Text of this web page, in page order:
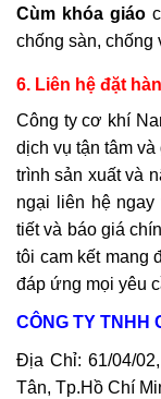
Cùm khóa giáo
chống sàn, chống
6. Liên hệ đặt
Công ty cơ khí
dịch vụ tận tâm
trình sản xuất và
ngại liên hệ
tiết và báo giá
tôi cam kết mang
đáp ứng mọi yêu
CÔNG TY TNHH
Địa Chỉ: 61/04/
Tân, Tp.Hồ Chí